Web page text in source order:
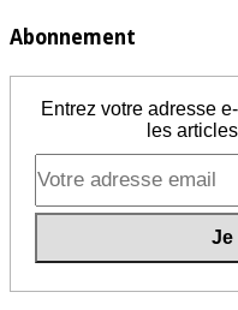
Abonnement
Entrez votre adresse
les